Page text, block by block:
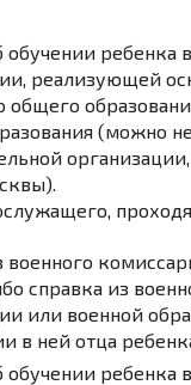
обучении ребенка
реализующей
общего
(можно
военного
справка из
или военной
в ней отца
обучении ребенка